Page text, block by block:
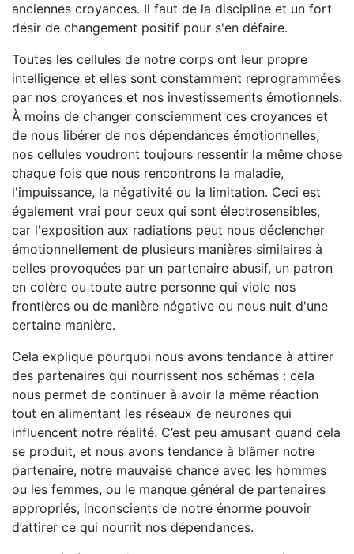
anciennes croyances. Il faut de la discipline et un fort
désir de changement positif pour s'en défaire.
Toutes les cellules de notre corps ont leur propre
intelligence et elles sont constamment reprogrammées
par nos croyances et nos investissements émotionnels.
À moins de changer consciemment ces croyances et
de nous libérer de nos dépendances émotionnelles,
nos cellules voudront toujours ressentir la même chose
chaque fois que nous rencontrons la maladie,
l'impuissance, la négativité ou la limitation. Ceci est
également vrai pour ceux qui sont électrosensibles,
car l'exposition aux radiations peut nous déclencher
émotionnellement de plusieurs manières similaires à
celles provoquées par un partenaire abusif, un patron
en colère ou toute autre personne qui viole nos
frontières ou de manière négative ou nous nuit d'une
certaine manière.
Cela explique pourquoi nous avons tendance à attirer
des partenaires qui nourrissent nos schémas : cela
nous permet de continuer à avoir la même réaction
tout en alimentant les réseaux de neurones qui
influencent notre réalité. C’est peu amusant quand cela
se produit, et nous avons tendance à blâmer notre
partenaire, notre mauvaise chance avec les hommes
ou les femmes, ou le manque général de partenaires
appropriés, inconscients de notre énorme pouvoir
d’attirer ce qui nourrit nos dépendances.